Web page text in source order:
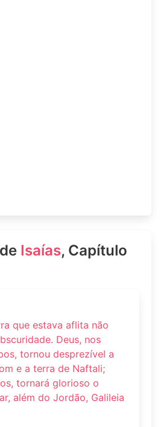
Isaías, Capítulo
que estava aflita não
Deus, nos
tornou desprezível a
e a terra de Naftali;
tornará glorioso o
além do Jordão, Galileia